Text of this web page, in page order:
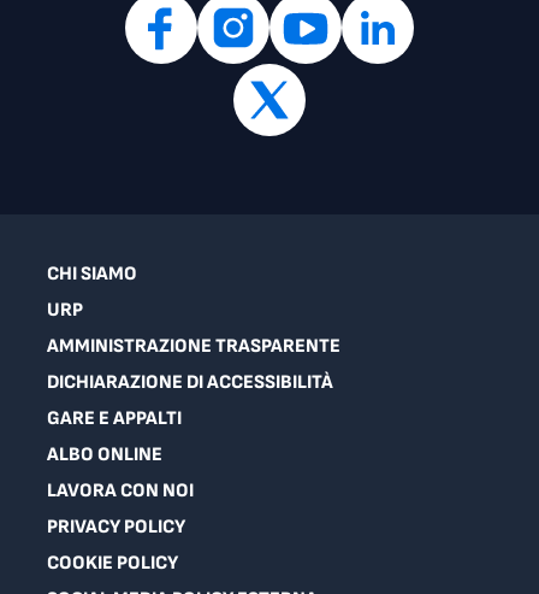
CHI SIAMO
URP
AMMINISTRAZIONE TRASPARENTE
DICHIARAZIONE DI ACCESSIBILITÀ
GARE E APPALTI
ALBO ONLINE
LAVORA CON NOI
PRIVACY POLICY
COOKIE POLICY